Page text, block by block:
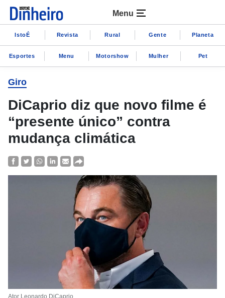
Menu
IstoÉ Revista Rural Gente Planeta
Esportes Menu Motorshow Mulher Pet
Giro
DiCaprio diz que novo filme é
“presente único” contra
mudança climática
Ator Leonardo DiCaprio